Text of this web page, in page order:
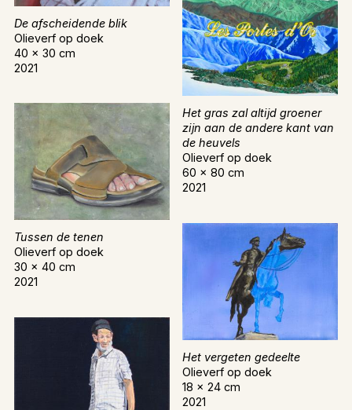
De afscheidende blik
Olieverf op doek
40 x 30 cm
2021
Het gras zal altijd groener
zijn aan de andere kant van
de heuvels
Olieverf op doek
60 x 80 cm
2021
Tussen de tenen
Olieverf op doek
30 x 40 cm
2021
Het vergeten gedeelte
Olieverf op doek
18 x 24 cm
2021